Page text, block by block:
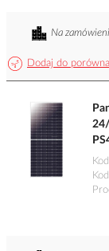
Dodaj do
Na
Kod